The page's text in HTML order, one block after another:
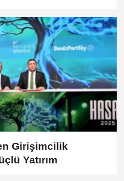
Girişimcilik
Yatırım